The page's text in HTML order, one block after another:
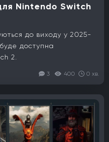
Nintendo Switch
до виходу у 2025-
доступна
2.
3 400 0 хв.